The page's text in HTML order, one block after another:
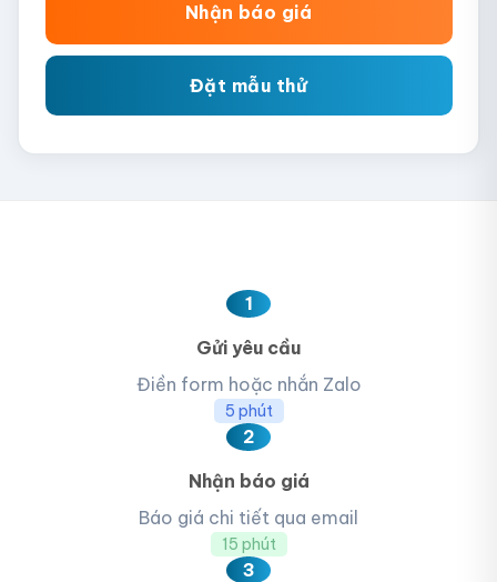
Nhận báo giá
Đặt mẫu thử
1
Gửi yêu cầu
Điền form hoặc nhắn Zalo
5 phút
2
Nhận báo giá
Báo giá chi tiết qua email
15 phút
3